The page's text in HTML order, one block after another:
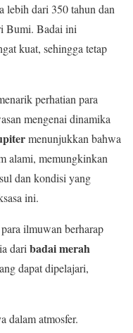
lebih dari 350 tahun dan
Bumi. Badai ini
kuat, sehingga tetap
perhatian para
mengenai dinamika
menunjukkan bahwa
alami, memungkinkan
dan kondisi yang
ini.
ilmuwan berharap
dari badai merah
dapat dipelajari,
dalam atmosfer.